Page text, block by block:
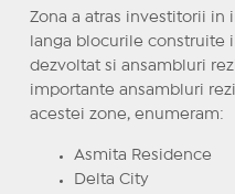
Zona a atras investitorii in
langa blocurile construite
dezvoltat si ansambluri
importante ansambluri
acestei zone, enumeram:
Asmita Residence
Delta City